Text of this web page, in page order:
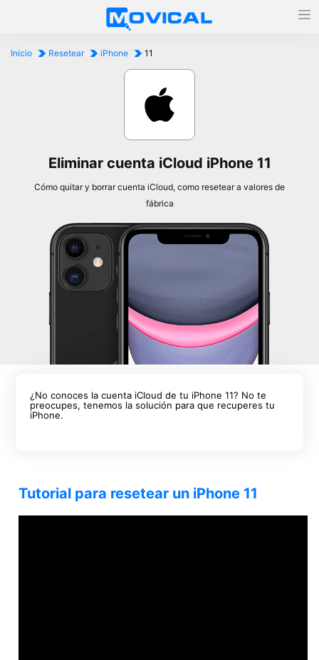
Inicio Resetear iPhone 11
Eliminar cuenta iCloud iPhone 11
Cómo quitar y borrar cuenta iCloud, como resetear a valores de
fábrica
¿No conoces la cuenta iCloud de tu iPhone 11? No te
preocupes, tenemos la solución para que recuperes tu
iPhone.
Tutorial para resetear un iPhone 11